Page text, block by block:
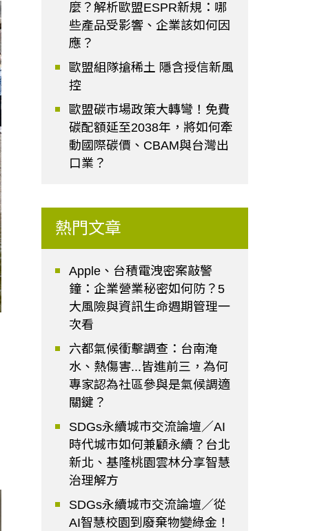
麼？解析歐盟ESPR新規：哪
些產品受影響、企業該如何因
應？
歐盟組隊搶稀土 隱含授信新風
控
歐盟碳市場政策大轉彎！免費
碳配額延至2038年，將如何牽
動國際碳價、CBAM與台灣出
口業？
熱門文章
Apple、台積電洩密案敲警
鐘：企業營業秘密如何防？5
大風險與資訊生命週期管理一
次看
六都氣候衝擊調查：台南淹
水、熱傷害...皆進前三，為何
專家認為社區參與是氣候調適
關鍵？
SDGs永續城市交流論壇／AI
時代城市如何兼顧永續？台北
新北、基隆桃園雲林分享智慧
治理解方
SDGs永續城市交流論壇／從
AI智慧校園到廢棄物變綠金！